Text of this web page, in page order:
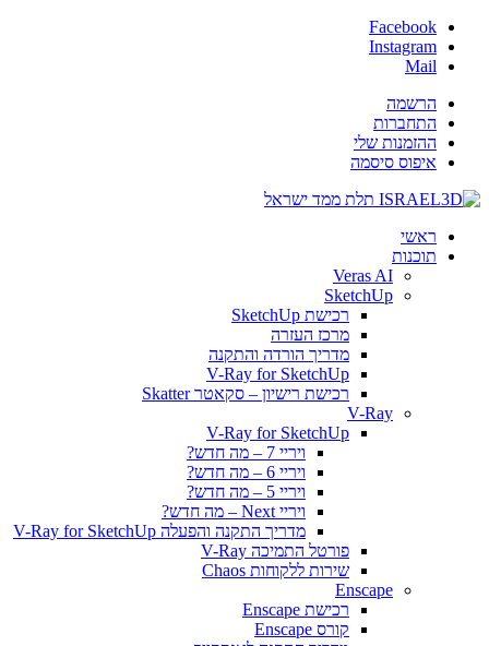
Facebook
Instagram
Mail
הרשמה
התחברות
ההזמנות שלי
איפוס סיסמה
ראשי
תוכנות
Veras AI
SketchUp
רכישת SketchUp
מרכז העזרה
מדריך הורדה והתקנה
V-Ray for SketchUp
רכישת רישיון – סקאטר Skatter
V-Ray
V-Ray for SketchUp
ויריי 7 – מה חדש?
ויריי 6 – מה חדש?
ויריי 5 – מה חדש?
ויריי Next – מה חדש?
מדריך התקנה והפעלה V-Ray for SketchUp
פורטל התמיכה V-Ray
שירות ללקוחות Chaos
Enscape
רכישת Enscape
קורס Enscape